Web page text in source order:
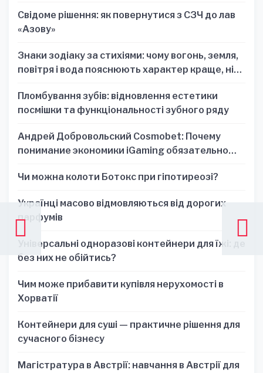
Свідоме рішення: як повернутися з СЗЧ до лав
«Азову»
Знаки зодіаку за стихіями: чому вогонь, земля,
повітря і вода пояснюють характер краще, ніж
Пломбування зубів: відновлення естетики
посмішки та функціональності зубного ряду
Андрей Добровольский Cosmobet: Почему
понимание экономики iGaming обязательно
Чи можна колоти Ботокс при гіпотиреозі?
Українці масово відмовляються від дорогих
парфумів
Універсальні одноразові контейнери для їжі: де
без них не обійтись?
Чим може прибавити купівля нерухомості в
Хорватії
Контейнери для суші — практичне рішення для
сучасного бізнесу
Магістратура в Австрії: навчання в Австрії для